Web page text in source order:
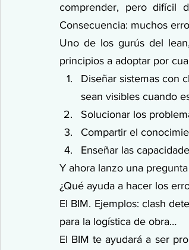
comprender, pero difícil
Consecuencia: muchos
Uno de los gurús del lean,
principios a adoptar por
Diseñar sistemas con
sean visibles cuando
Solucionar los
Compartir el
Enseñar las
Y ahora lanzo una
¿Qué ayuda a hacer los
El BIM. Ejemplos: clash
para la logística de obra…
El BIM te ayudará a ser